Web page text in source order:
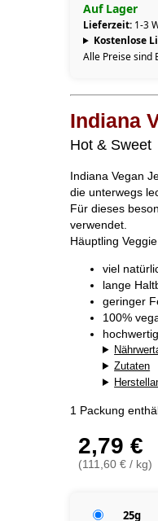
Auf Lager
Lieferzeit: 1-3
Kostenlose
Alle Preise sind
Indiana
Hot & Sweet
Indiana Vegan
die unterwegs
Für dieses
verwendet.
Häuptling
viel
lange
geringer
100%
Zutaten
1 Packung
2,79 €
(111,60 € / kg)
25g